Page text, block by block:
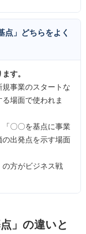
点」どちらをよく
す。
規事業のスタートな
場面で使われま
「〇〇を基点に事業
出発点を示す場面
方がビジネス戦
」の違いと